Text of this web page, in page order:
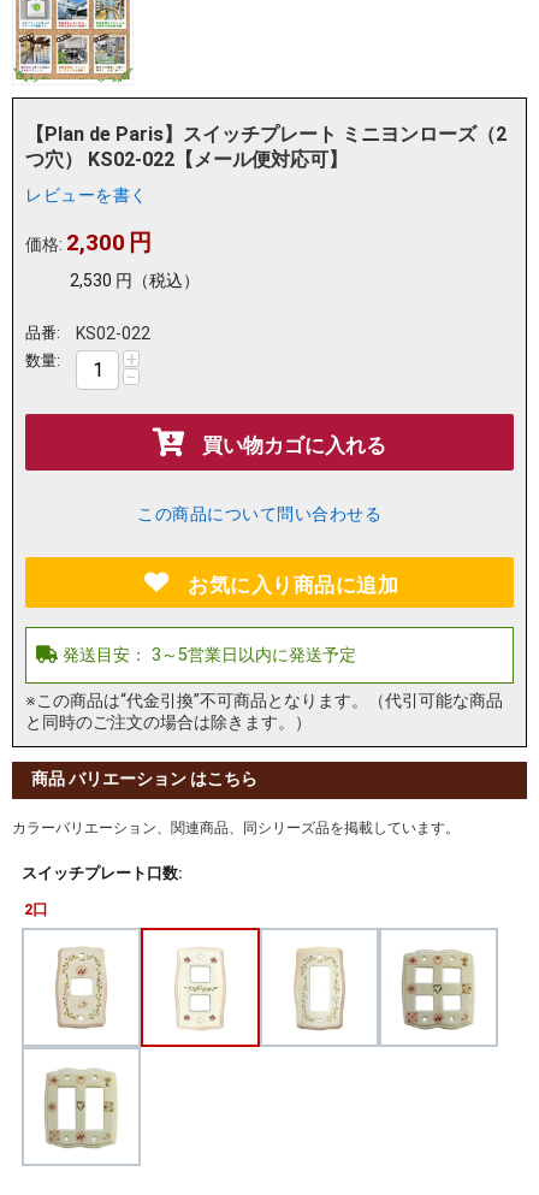
【Plan de Paris】スイッチプレート ミニヨンローズ（2
つ穴） KS02-022【メール便対応可】
レビューを書く
価格: 2,300 円
2,530 円 （税込）
品番: KS02-022
数量: +
−
買い物カゴに入れる
この商品について問い合わせる
お気に入り商品に追加
※この商品は“代金引換”不可商品となります。（代引可能な商品
と同時のご注文の場合は除きます。）
商品 バリエーション はこちら
カラーバリエーション、関連商品、同シリーズ品を掲載しています。
スイッチプレート口数:
2口